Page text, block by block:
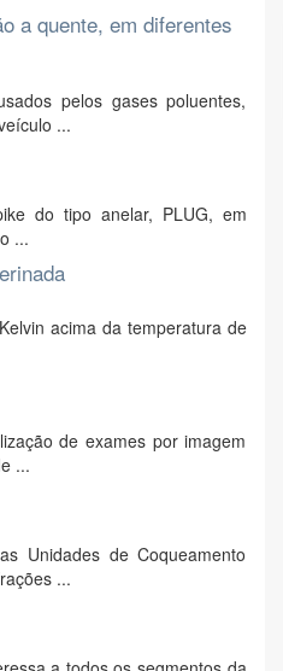
a quente, em diferentes
pelos gases poluentes,
...
do tipo anelar, PLUG, em
...
acima da temperatura de
de exames por imagem
...
Unidades de Coqueamento
...